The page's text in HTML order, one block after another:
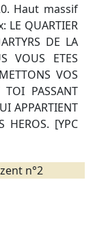
Haut massif
QUARTIER
DE LA
VOUS ETES
VOS
PASSANT
APPARTIENT
HEROS. [YPC
n°2